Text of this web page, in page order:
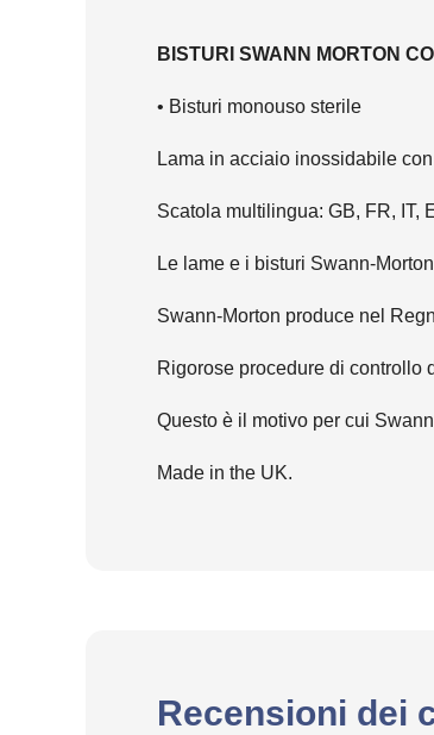
BISTURI SWANN MORTON
• Bisturi monouso sterile
Lama in acciaio inossidabile
Scatola multilingua: GB, FR, IT,
Le lame e i bisturi Swann-
Swann-Morton produce nel
Rigorose procedure di controllo
Questo è il motivo per cui
Made in the UK.
Recensioni dei